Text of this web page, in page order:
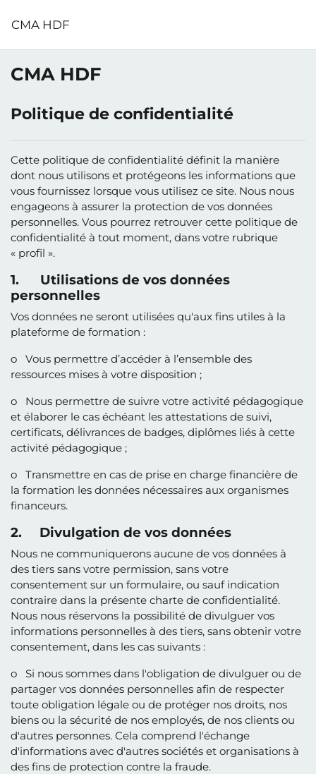
CMA HDF
CMA HDF
Politique de confidentialité
Cette politique de confidentialité définit la manière
dont nous utilisons et protégeons les informations que
vous fournissez lorsque vous utilisez ce site. Nous nous
engageons à assurer la protection de vos données
personnelles. Vous pourrez retrouver cette politique de
confidentialité à tout moment, dans votre rubrique
« profil ».
1. Utilisations de vos données
personnelles
Vos données ne seront utilisées qu'aux fins utiles à la
plateforme de formation :
o Vous permettre d’accéder à l’ensemble des
ressources mises à votre disposition ;
o Nous permettre de suivre votre activité pédagogique
et élaborer le cas échéant les attestations de suivi,
certificats, délivrances de badges, diplômes liés à cette
activité pédagogique ;
o Transmettre en cas de prise en charge financière de
la formation les données nécessaires aux organismes
financeurs.
2. Divulgation de vos données
Nous ne communiquerons aucune de vos données à
des tiers sans votre permission, sans votre
consentement sur un formulaire, ou sauf indication
contraire dans la présente charte de confidentialité.
Nous nous réservons la possibilité de divulguer vos
informations personnelles à des tiers, sans obtenir votre
consentement, dans les cas suivants :
o Si nous sommes dans l'obligation de divulguer ou de
partager vos données personnelles afin de respecter
toute obligation légale ou de protéger nos droits, nos
biens ou la sécurité de nos employés, de nos clients ou
d'autres personnes. Cela comprend l'échange
d'informations avec d'autres sociétés et organisations à
des fins de protection contre la fraude.